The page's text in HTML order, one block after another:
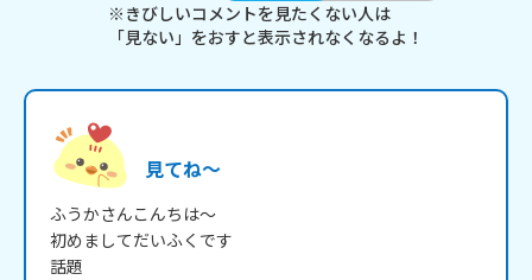
※きびしいコメントを見たくない人は
「見ない」をおすと表示されなくなるよ！
見てね～
ふうかさんこんちは～
初めましてだいふくです
話題